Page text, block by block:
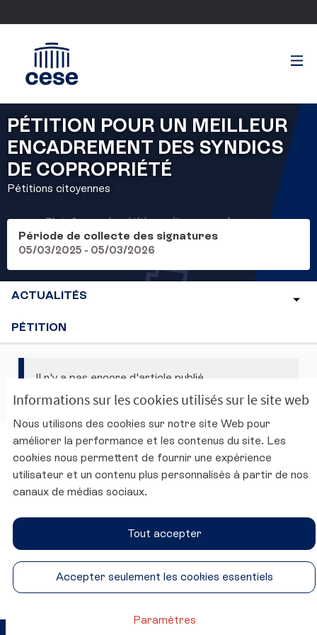
Informations sur les cookies utilisés sur le site web
Nous utilisons des cookies sur notre site Web pour
améliorer la performance et les contenus du site. Les
cookies nous permettent de fournir une expérience
utilisateur et un contenu plus personnalisés à partir de nos
canaux de médias sociaux.
Tout accepter
Accepter seulement les cookies essentiels
Paramètres
PÉTITION POUR UN MEILLEUR
ENCADREMENT DES SYNDICS
DE COPROPRIÉTÉ
Pétitions citoyennes
Période de collecte des signatures
05/03/2025 - 05/03/2026
ACTUALITÉS
PÉTITION
Il n'y a pas encore d'article publié.
Charte d'utilisation de la plateforme
Mentions légales
Conditions générales d'utilisation
Paramètres des cookies
SUIVEZ-NOUS
Conseil économique, social et environnemental sur Twitter
Conseil économique, social et environnemental sur
Conseil économique, social et
Conseil économique, social et